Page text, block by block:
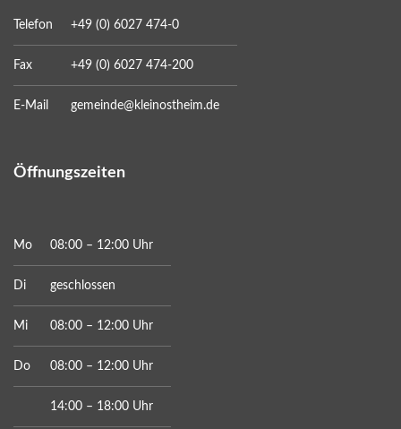
Telefon +49 (0) 6027 474-0
Fax +49 (0) 6027 474-200
E-Mail gemeinde@kleinostheim.de
Öffnungszeiten
Mo 08:00 – 12:00 Uhr
Di geschlossen
Mi 08:00 – 12:00 Uhr
Do 08:00 – 12:00 Uhr
14:00 – 18:00 Uhr